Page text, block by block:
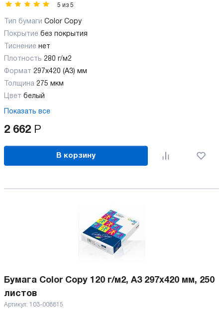
5 из 5
Тип бумаги Color Copy
Покрытие без покрытия
Тиснение нет
Плотность 280 г/м2
Формат 297x420 (А3) мм
Толщина 275 мкм
Цвет белый
Показать все
2 662 Р
В корзину
Бумага Color Copy 120 г/м2, А3 297x420 мм, 250
листов
Артикул: 103-008815